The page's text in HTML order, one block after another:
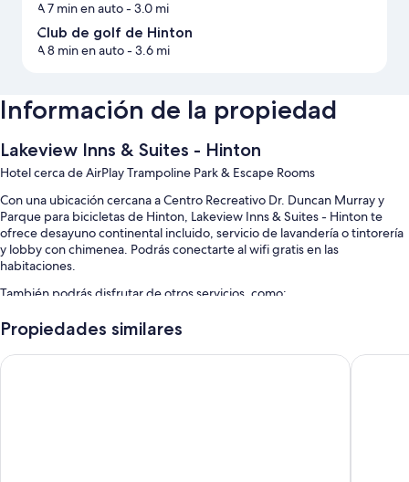
A 7 min en auto- 3.0 mi
Club de golf de Hinton
A 8 min en auto- 3.6 mi
Información de la propiedad
Lakeview Inns & Suites - Hinton
Hotel cerca de AirPlay Trampoline Park & Escape Rooms
Con una ubicación cercana a Centro Recreativo Dr. Duncan Murray y
Parque para bicicletas de Hinton, Lakeview Inns & Suites - Hinton te
ofrece desayuno continental incluido, servicio de lavandería o tintorería
y lobby con chimenea. Podrás conectarte al wifi gratis en las
habitaciones.
También podrás disfrutar de otros servicios, como:
Estacionamiento gratis
Propiedades similares
Hinton Lodge